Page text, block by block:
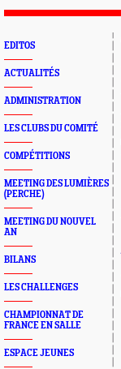
EDITOS
ACTUALITÉS
ADMINISTRATION
LES CLUBS DU COMITÉ
COMPÉTITIONS
MEETING DES LUMIÈRES
(PERCHE)
MEETING DU NOUVEL
AN
BILANS
LES CHALLENGES
CHAMPIONNAT DE
FRANCE EN SALLE
ESPACE JEUNES